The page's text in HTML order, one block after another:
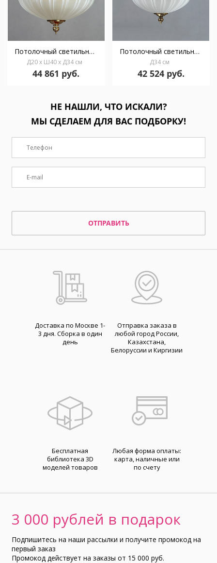
Потолочный светильник MANTRA Navarra Ambiente 5L 02228/35 PL WP
Д20 x Ш40 x Д34 см
44 861 руб.
Потолочный светильник MANTRA Navarra Ambiente 5L 02228/35 PL PB
Д34 см
42 524 руб.
НЕ НАШЛИ, ЧТО ИСКАЛИ?
МЫ СДЕЛАЕМ ДЛЯ ВАС ПОДБОРКУ!
ОТПРАВИТЬ
Доставка по Москве 1-
3 дня. Cборка в один
день
Отправка заказа в
любой город России,
Казахстана,
Белоруссии и Киргизии
Бесплатная
библиотека 3D
моделей товаров
Любая форма оплаты:
карта, наличные или
по счету
3 000 рублей в подарок
Подпишитесь на наши рассылки и получите промокод на
первый заказ
Промокод действует на заказы от 15 000 руб.